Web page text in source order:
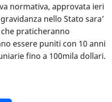
normativa, approvata ieri
nello Stato sara’
praticheranno
essere puniti con 10 anni
fino a 100mila dollari.